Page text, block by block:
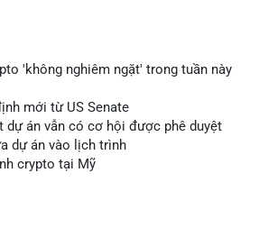
'không nghiêm ngặt' trong tuần này
mới từ US Senate
dự án vẫn có cơ hội được phê duyệt
dự án vào lịch trình
crypto tại Mỹ